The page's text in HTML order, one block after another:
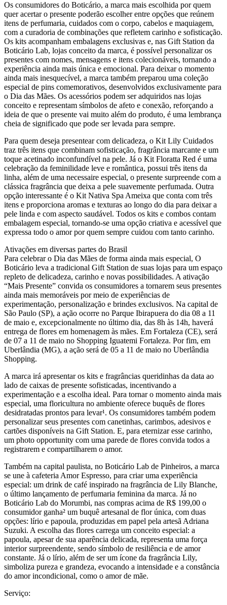
Os consumidores do Boticário, a marca mais escolhida por quem
quer acertar o presente poderão escolher entre opções que reúnem
itens de perfumaria, cuidados com o corpo, cabelos e maquiagem,
com a curadoria de combinações que refletem carinho e sofisticação.
Os kits acompanham embalagens exclusivas e, nas Gift Station da
Boticário Lab, lojas conceito da marca, é possível personalizar os
presentes com nomes, mensagens e itens colecionáveis, tornando a
experiência ainda mais única e emocional. Para deixar o momento
ainda mais inesquecível, a marca também preparou uma coleção
especial de pins comemorativos, desenvolvidos exclusivamente para
o Dia das Mães. Os acessórios podem ser adquiridos nas lojas
conceito e representam símbolos de afeto e conexão, reforçando a
ideia de que o presente vai muito além do produto, é uma lembrança
cheia de significado que pode ser levada para sempre.
Para quem deseja presentear com delicadeza, o Kit Lily Cuidados
traz três itens que combinam sofisticação, fragrância marcante e um
toque acetinado inconfundível na pele. Já o Kit Floratta Red é uma
celebração da feminilidade leve e romântica, possui três itens da
linha, além de uma necessaire especial, o presente surpreende com a
clássica fragrância que deixa a pele suavemente perfumada. Outra
opção interessante é o Kit Nativa Spa Ameixa que conta com três
itens e proporciona aromas e texturas ao longo do dia para deixar a
pele linda e com aspecto saudável. Todos os kits e combos contam
embalagem especial, tornando-se uma opção criativa e acessível que
expressa todo o amor por quem sempre cuidou com tanto carinho.
Ativações em diversas partes do Brasil
Para celebrar o Dia das Mães de forma ainda mais especial, O
Boticário leva a tradicional Gift Station de suas lojas para um espaço
repleto de delicadeza, carinho e novas possibilidades. A ativação
“Mais Presente” convida os consumidores a tornarem seus presentes
ainda mais memoráveis por meio de experiências de
experimentação, personalização e brindes exclusivos. Na capital de
São Paulo (SP), a ação ocorre no Parque Ibirapuera do dia 08 a 11
de maio e, excepcionalmente no último dia, das 8h às 14h, haverá
entrega de flores em homenagem às mães. Em Fortaleza (CE), será
de 07 a 11 de maio no Shopping Iguatemi Fortaleza. Por fim, em
Uberlândia (MG), a ação será de 05 a 11 de maio no Uberlândia
Shopping.
A marca irá apresentar os kits e fragrâncias queridinhas da data ao
lado de caixas de presente sofisticadas, incentivando a
experimentação e a escolha ideal. Para tornar o momento ainda mais
especial, uma floricultura no ambiente oferece buquês de flores
desidratadas prontos para levar¹. Os consumidores também podem
personalizar seus presentes com canetinhas, carimbos, adesivos e
cartões disponíveis na Gift Station. E, para eternizar esse carinho,
um photo opportunity com uma parede de flores convida todos a
registrarem e compartilharem o amor.
Também na capital paulista, no Boticário Lab de Pinheiros, a marca
se une à cafeteria Amor Espresso, para criar uma experiência
especial: um drink de café inspirado na fragrância de Lily Blanche,
o último lançamento de perfumaria feminina da marca. Já no
Boticário Lab do Morumbi, nas compras acima de R$ 199,00 o
consumidor ganha² um buquê artesanal de flor única, com duas
opções: lírio e papoula, produzidas em papel pela artesã Adriana
Suzuki. A escolha das flores carrega um conceito especial: a
papoula, apesar de sua aparência delicada, representa uma força
interior surpreendente, sendo símbolo de resiliência e de amor
constante. Já o lírio, além de ser um ícone da fragrância Lily,
simboliza pureza e grandeza, evocando a intensidade e a constância
do amor incondicional, como o amor de mãe.
Serviço: